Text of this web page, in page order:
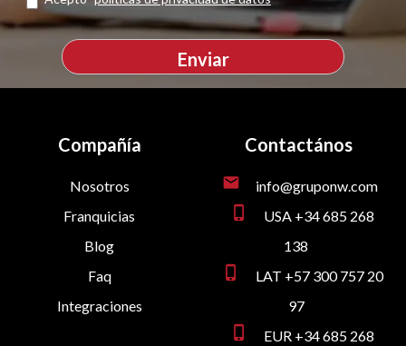
Contactános
mail info@gruponw.com
phone_iphone
USA +34 685 268
138
phone_iphone
LAT +57 300 757 20
97
phone_iphone
EUR +34 685 268
Compañía
Nosotros
Franquicias
Blog
Faq
Integraciones